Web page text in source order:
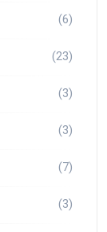
(6)
(23)
(3)
(3)
(7)
(3)